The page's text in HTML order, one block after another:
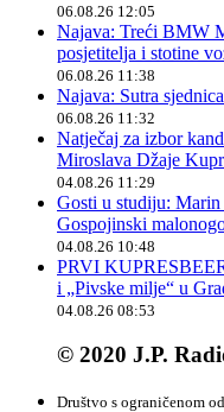
06.08.26 12:05
Najava: Treći BMW
posjetitelja i stotine
06.08.26 11:38
Najava: Sutra
06.08.26 11:32
Natječaj za izbor
Miroslava Džaje
04.08.26 11:29
Gosti u studiju:
Gospojinski
04.08.26 10:48
PRVI
i „Pivske milje“ u
04.08.26 08:53
© 2020 J.P.
Društvo s ograničenom